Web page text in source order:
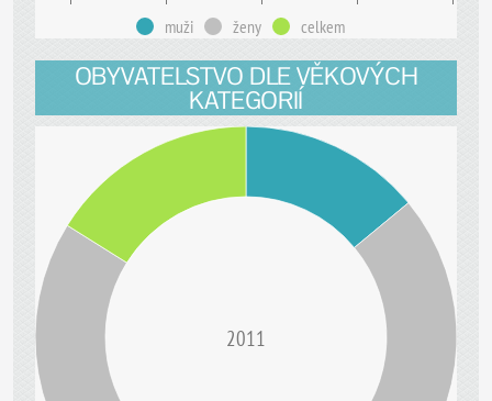
muži
ženy celkem
OBYVATELSTVO DLE VĚKOVÝCH
KATEGORIÍ
2011